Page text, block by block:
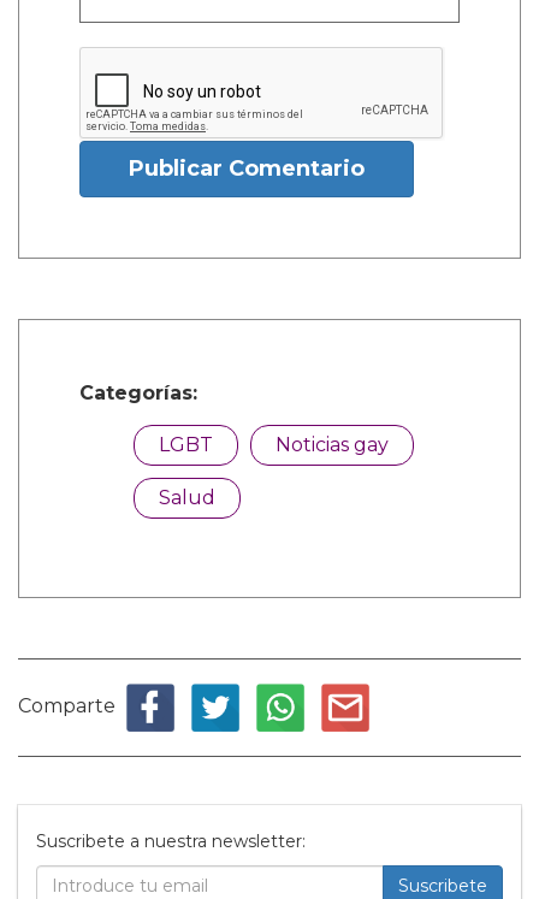
Publicar Comentario
Categorías:
LGBT Noticias gay
Salud
Comparte
Suscribete a nuestra newsletter:
Suscribete